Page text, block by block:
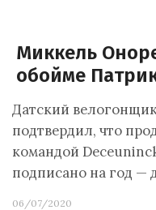
Миккель
обойме
Датский
подтвердил, что
командой
подписано на год —
06/07/2020